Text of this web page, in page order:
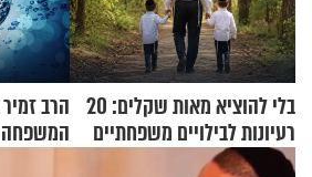
בלי להוציא מאות שקלים: 20
רעיונות לבילויים משפחתיים
כמעט בחינם
הרב
המשפחה